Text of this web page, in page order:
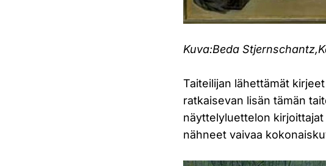
Kuva:Beda Stjernschantz,
Taiteilijan lähettämät
ratkaisevan lisän tämän
näyttelyluettelon
nähneet vaivaa